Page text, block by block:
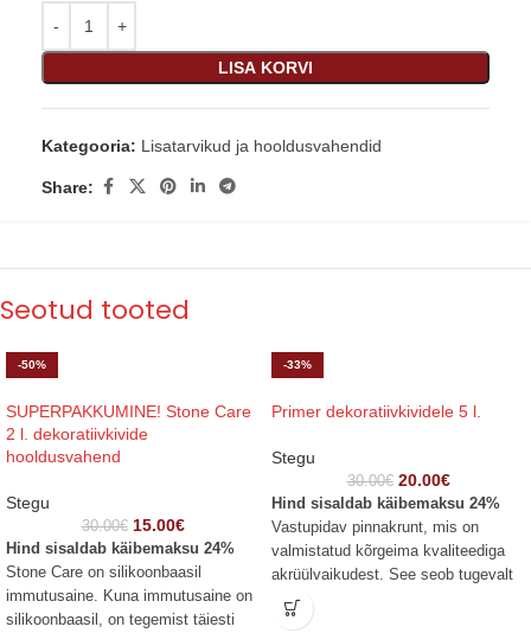
LISA KORVI
Kategooria: Lisatarvikud ja hooldusvahendid
Share:
Seotud tooted
-50%
SUPERPAKKUMINE! Stone Care
2 l. dekoratiivkivide
hooldusvahend
Stegu
30.00€ 15.00€
Hind sisaldab käibemaksu 24%
Stone Care on silikoonbaasil
immutusaine. Kuna immutusaine on
silikoonbaasil, on tegemist täiesti
-33%
Primer dekoratiivkividele 5 l.
Stegu
30.00€ 20.00€
Hind sisaldab käibemaksu 24%
Vastupidav pinnakrunt, mis on
valmistatud kõrgeima kvaliteediga
akrüülvaikudest. See seob tugevalt
pinnakihte, moodustades ühtlase